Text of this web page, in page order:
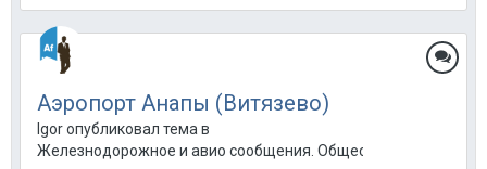
Аэропорт Анапы (Витязево)
Igor опубликовал тема в
Железнодорожное и авио сообщения. Общественный